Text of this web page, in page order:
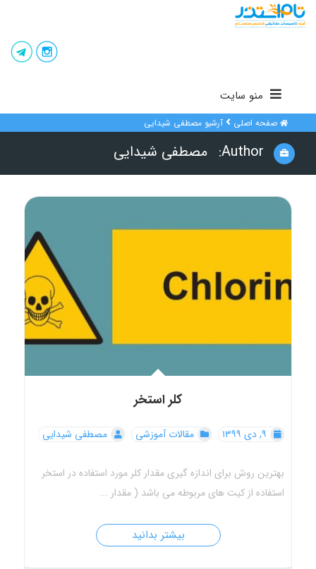
منو سایت
صفحه اصلی آرشیو مصطفی شیدایی
Author: مصطفی شیدایی
کلر استخر
مقالات آموزشی مصطفی شیدایی
بهترین روش برای اندازه گیری مقدار کلر مورد استفاده در استخر
استفاده از کیت های مربوطه می باشد ( مقدار ...
بیشتر بدانید